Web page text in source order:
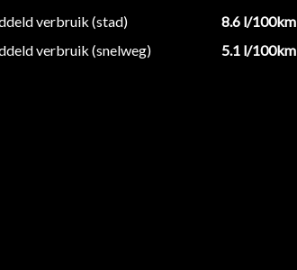
verbruik (stad)
8.6 l/100km
verbruik (snelweg)
5.1 l/100km